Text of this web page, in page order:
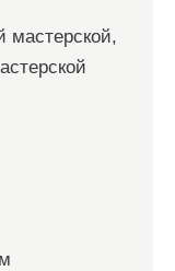
мастерской,